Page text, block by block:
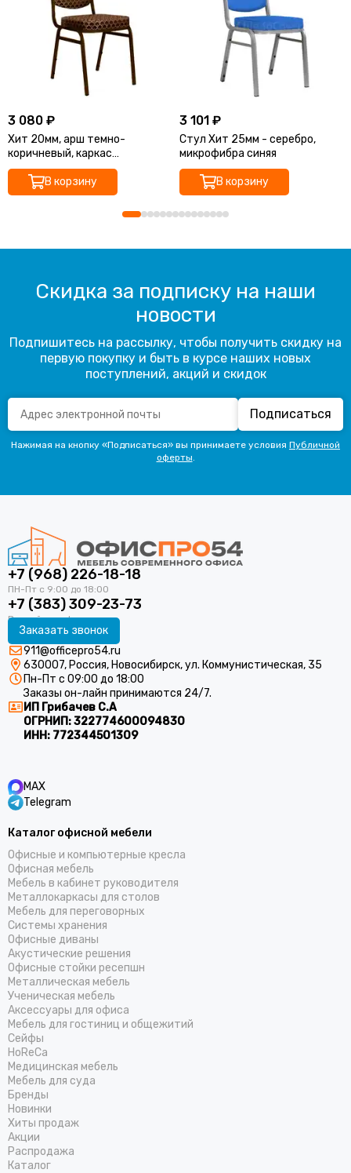
3 080 ₽
Хит 20мм, арш темно-
коричневый, каркас
коричневый
В корзину
3 101 ₽
Стул Хит 25мм - серебро,
микрофибра синяя
В корзину
Скидка за подписку на наши
новости
Подпишитесь на рассылку, чтобы получить скидку на
первую покупку и быть в курсе наших новых
поступлений, акций и скидок
Подписаться
Нажимая на кнопку «Подписаться» вы принимаете условия Публичной
оферты.
+7 (968) 226-18-18
+7 (383) 309-23-73
Заказать звонок
911@officepro54.ru
630007, Россия, Новосибирск, ул. Коммунистическая, 35
Пн-Пт с 09:00 до 18:00
Заказы он-лайн принимаются 24/7.
ИП Грибачев С.А
ОГРНИП:322774600094830
ИНН: 772344501309
MAX
Telegram
Каталог офисной мебели
Офисные и компьютерные кресла
Офисная мебель
Мебель в кабинет руководителя
Металлокаркасы для столов
Мебель для переговорных
Системы хранения
Офисные диваны
Акустические решения
Офисные стойки ресепшн
Металлическая мебель
Ученическая мебель
Аксессуары для офиса
Мебель для гостиниц и общежитий
Cейфы
HoReCa
Медицинская мебель
Мебель для суда
Бренды
Новинки
Хиты продаж
Акции
Распродажа
Каталог